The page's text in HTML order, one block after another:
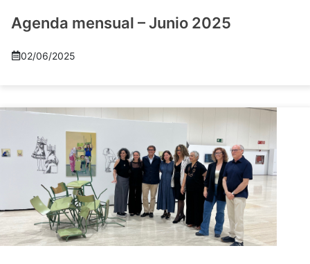
Agenda mensual – Junio 2025
02/06/2025